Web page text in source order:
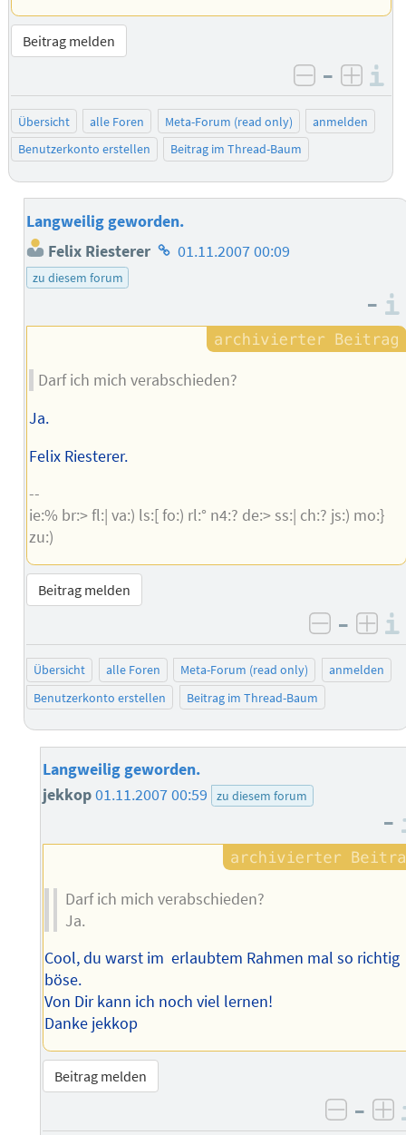
Beitrag melden
negativ
–
Übersicht alle Foren Meta-Forum (read only)
anmelden
Benutzerkonto erstellen
Beitrag im Thread-Baum
Langweilig geworden.
Felix Riesterer Homepage
01.11.2007 00:09
zu diesem forum
–
Darf ich mich verabschieden?
Ja.
Felix Riesterer.
--
ie:% br:> fl:| va:) ls:[ fo:) rl:° n4:? de:> ss:| ch:? js:) mo:}
zu:)
Beitrag melden
negativ
–
Übersicht alle Foren Meta-Forum (read only)
anmelden
Benutzerkonto erstellen
Beitrag im Thread-Baum
Langweilig geworden.
jekkop01.11.2007 00:59 zu diesem forum
–
Darf ich mich verabschieden?
Ja.
Cool, du warst im erlaubtem Rahmen mal so richtig
böse.
Von Dir kann ich noch viel lernen!
Danke jekkop
Beitrag melden
–